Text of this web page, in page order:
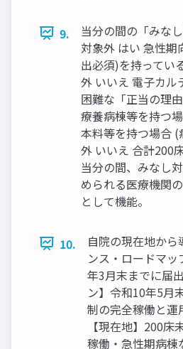
9.
当分の間の「みな
対象外 はい 急性期
出必須)を持ってい
外 いいえ 電子カル
困難な「正当の理
療養病棟等を持つ
本料等を持つ場合
外 いいえ 合計200
当分の間、みなし
められる医療機関
として機能。
10.
自院の現在地か
ンス・ロードマ
年3月末までに届
ン】令和10年5月
制の完全稼働と運
【現在地】200床
稼働・急性期病棟